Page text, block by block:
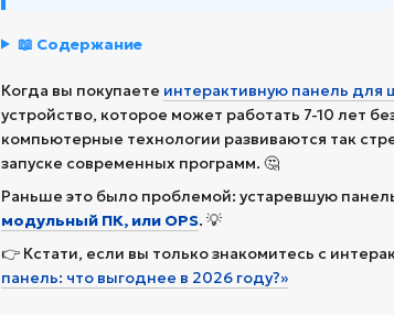
📖 Содержание
Когда вы покупаете интерактивную панель для
устройство, которое может работать 7-10 лет
компьютерные технологии развиваются так
запуске современных программ. 🤔
Раньше это было проблемой: устаревшую
модульный ПК, или OPS. 💡
👉 Кстати, если вы только знакомитесь с
панель: что выгоднее в 2026 году?»